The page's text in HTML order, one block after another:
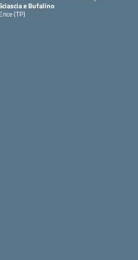
e Bufalino
(TP)